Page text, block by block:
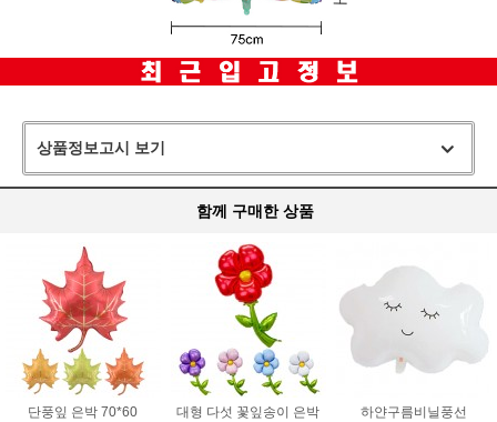
상품정보고시 보기
함께 구매한 상품
단풍잎 은박 70*60
대형 다섯 꽃잎송이 은박
하얀구름비닐풍선